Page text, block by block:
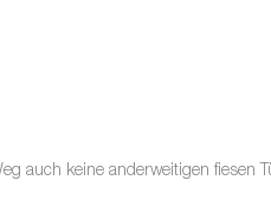
auch keine anderweitigen fiesen